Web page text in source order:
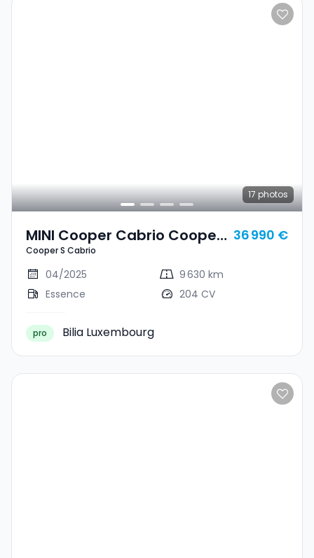
17 photos
MINI Cooper Cabrio Cooper
S Cabrio
Cooper S Cabrio
36 990 €
04/2025
9 630 km
Essence
204 CV
pro Bilia Luxembourg